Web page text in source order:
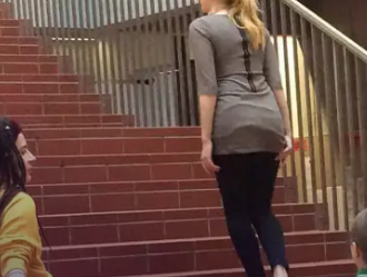
ateliéru Perović